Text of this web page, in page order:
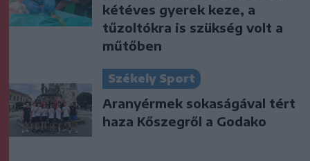
kétéves gyerek keze, a
tűzoltókra is szükség volt a
műtőben
Székely Sport
Aranyérmek sokaságával tért
haza Kőszegről a Godako